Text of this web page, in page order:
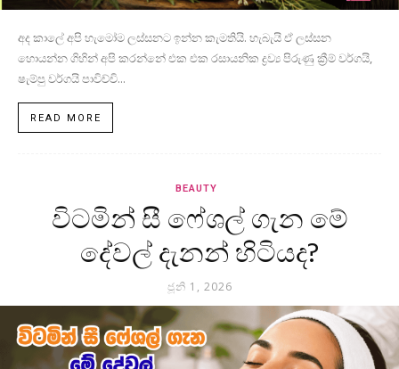
අද කාලේ අපි හැමෝම ලස්සනට ඉන්න කැමතියි. හැබැයි ඒ ලස්සන
හොයන්න ගිහින් අපි කරන්නේ එක එක රසායනික ද්‍රව්‍ය පිරුණු ක්‍රීම් වර්ගයි,
ෂැම්පු වර්ගයි පාවිච්චි...
READ MORE
BEAUTY
විටමින් සී ෆේශල් ගැන මේ
දේවල් දැනන් හිටියද?
ජූනි 1, 2026